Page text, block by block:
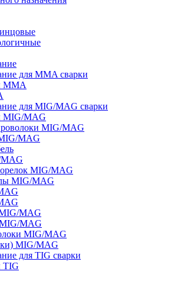
для MMA сварки
MMA
для MIG/MAG сварки
MIG/MAG
MIG/MAG
MAG
MAG
MIG/MAG
MIG/MAG
MAG
MAG
MIG/MAG
MIG/MAG
для TIG сварки
TIG